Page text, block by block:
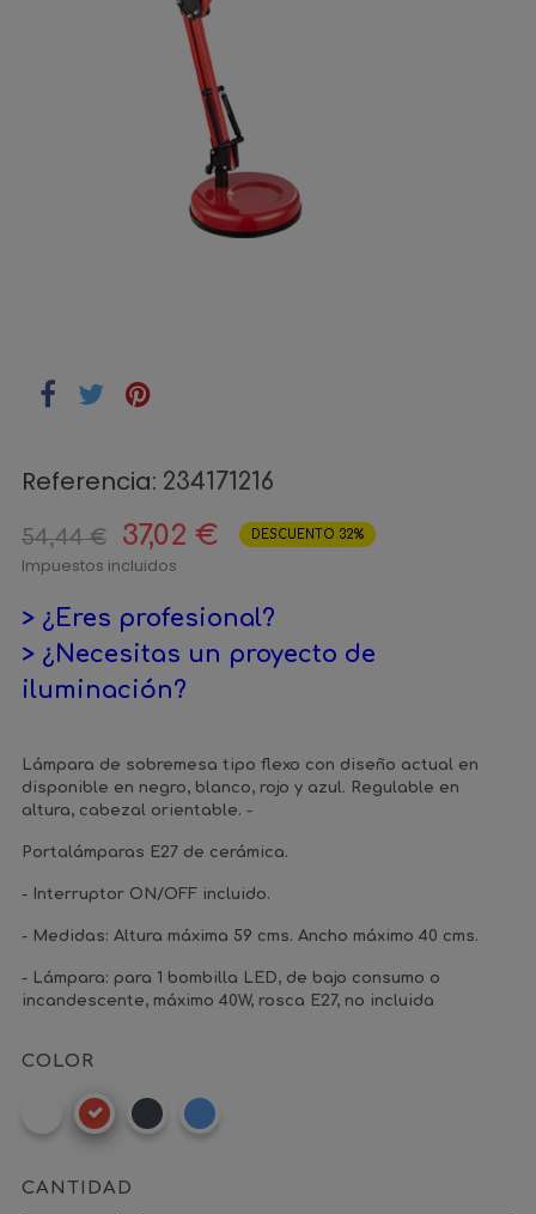
Referencia: 234171216
54,44 € 37,02 € DESCUENTO 32%
Impuestos incluidos
> ¿Eres profesional?
> ¿Necesitas un proyecto de
iluminación?
Lámpara de sobremesa tipo flexo con diseño actual en
disponible en negro, blanco, rojo y azul. Regulable en
altura, cabezal orientable. -
Portalámparas E27 de cerámica.
- Interruptor ON/OFF incluido.
- Medidas: Altura máxima 59 cms. Ancho máximo 40 cms.
- Lámpara: para 1 bombilla LED, de bajo consumo o
incandescente, máximo 40W, rosca E27, no incluida
COLOR
BlancoRojo Negro Azul
CANTIDAD